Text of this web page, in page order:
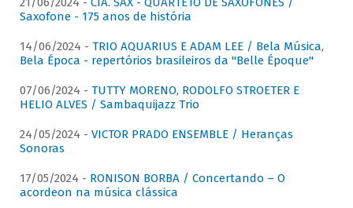
Saxofone - 175 anos de história
14/06/2024 - TRIO AQUARIUS E ADAM LEE / Bela Música,
Bela Época - repertórios brasileiros da "Belle Époque"
07/06/2024 - TUTTY MORENO, RODOLFO STROETER E
HELIO ALVES / Sambaquijazz Trio
24/05/2024 - VICTOR PRADO ENSEMBLE / Heranças
Sonoras
17/05/2024 - RONISON BORBA / Concertando – O
acordeon na música clássica